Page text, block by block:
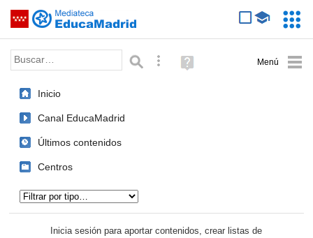
Saltar navegación
Palabra o frase: Búsqueda avanzada
Ayuda
(en
Inicio
Canal EducaMadrid
Últimos contenidos
Centros
Inicia sesión para aportar contenidos, crear listas de